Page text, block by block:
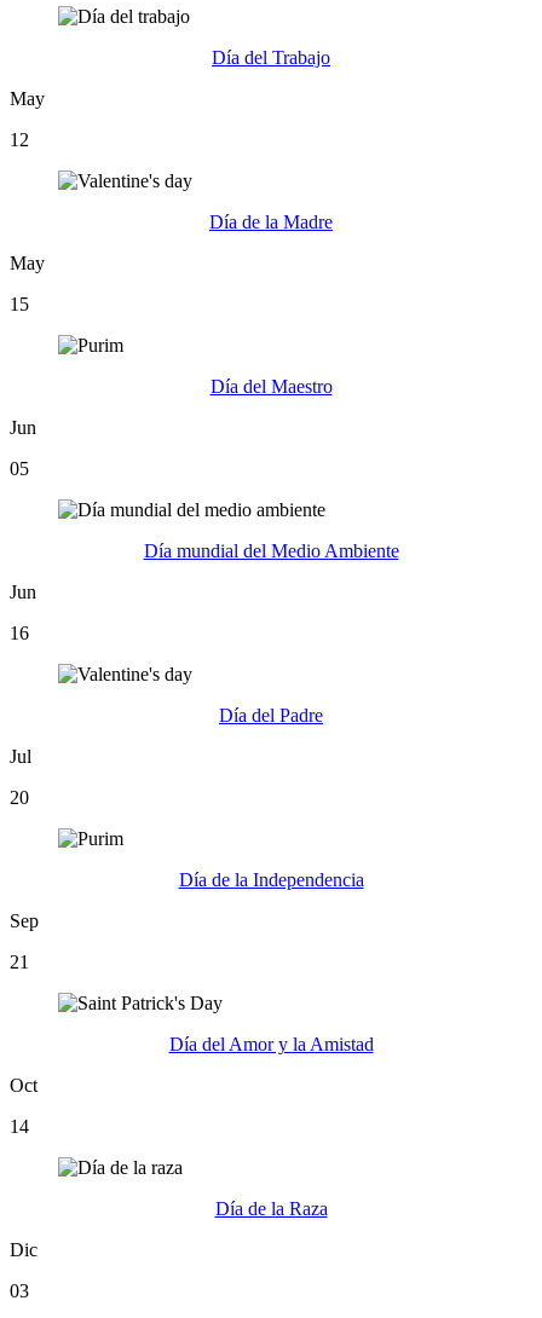
Día del Trabajo
May
12
Día de la Madre
May
15
Día del Maestro
Jun
05
Día mundial del Medio Ambiente
Jun
16
Día del Padre
Jul
20
Día de la Independencia
Sep
21
Día del Amor y la Amistad
Oct
14
Día de la Raza
Dic
03